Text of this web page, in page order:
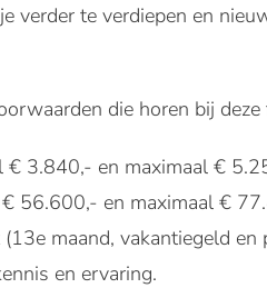
verder te verdiepen en
die horen bij deze
€ 3.840,- en maximaal €
56.600,- en maximaal €
maand, vakantiegeld
en ervaring.